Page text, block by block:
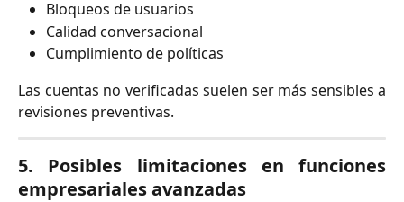
Bloqueos de usuarios
Calidad conversacional
Cumplimiento de políticas
Las cuentas no verificadas suelen ser más sensibles a
revisiones preventivas.
5. Posibles limitaciones en funciones
empresariales avanzadas